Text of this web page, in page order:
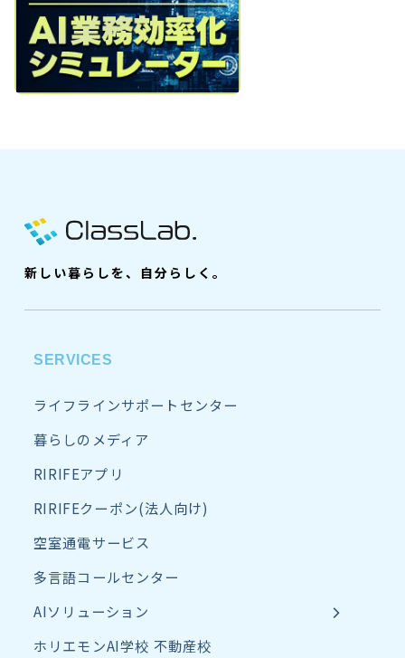
新しい暮らしを、自分らしく。
SERVICES
ライフラインサポートセンター
暮らしのメディア
RIRIFEアプリ
RIRIFEクーポン(法人向け)
空室通電サービス
多言語コールセンター
AIソリューション
ホリエモンAI学校 不動産校